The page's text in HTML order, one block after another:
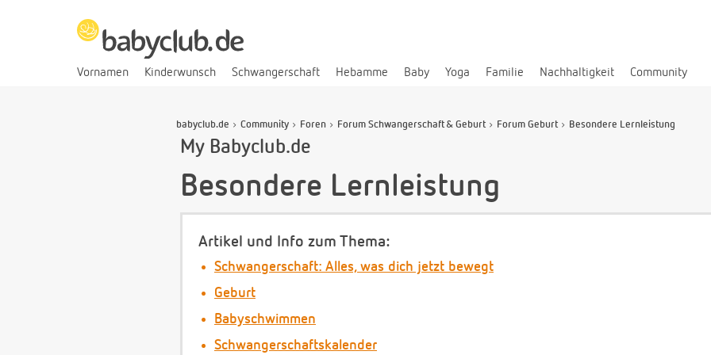
Vornamen Kinderwunsch Schwangerschaft Hebamme Baby Yoga Familie Nachhaltigkeit Community
babyclub.de Community Foren Forum Schwangerschaft & Geburt Forum Geburt Besondere Lernleistung
My Babyclub.de
Besondere Lernleistung
Artikel und Info zum Thema:
Schwangerschaft: Alles, was dich jetzt bewegt
Geburt
Babyschwimmen
Schwangerschaftskalender